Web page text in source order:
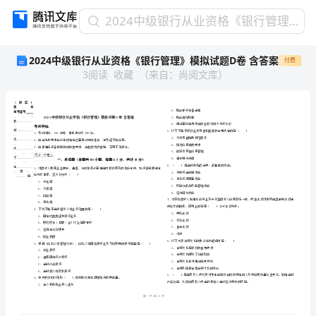
2024
中
银
行
从
2024中级银行从业资格《银行管理》模拟试题D卷 含答案
2024中级银行从业资格《银行管理》模拟试题D卷 含答案 付费
3阅读 收藏 （来自 ： 尚阅文库）